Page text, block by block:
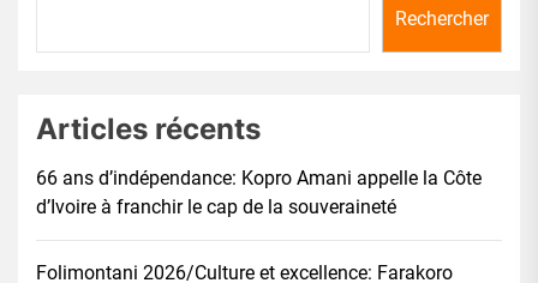
Rechercher
Articles récents
66 ans d’indépendance: Kopro Amani appelle la Côte
d’Ivoire à franchir le cap de la souveraineté
Folimontani 2026/Culture et excellence: Farakoro